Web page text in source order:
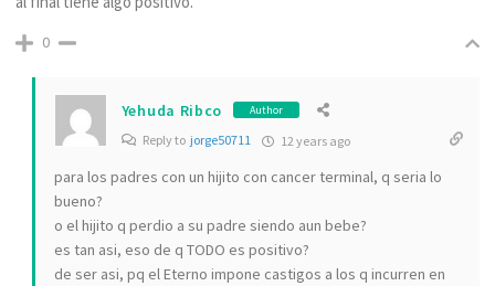
0
Yehuda Ribco Author
Reply to jorge50711 12 years ago
para los padres con un hijito con cancer terminal, q seria lo
bueno?
o el hijito q perdio a su padre siendo aun bebe?
es tan asi, eso de q TODO es positivo?
de ser asi, pq el Eterno impone castigos a los q incurren en